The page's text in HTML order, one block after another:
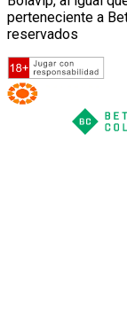
perteneciente a
reservados